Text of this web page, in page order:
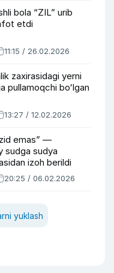
bola “ZIL” urib
etdi
11:15 / 26.02.2026
zaxirasidagi yerni
pullamoqchi boʻlgan
13:27 / 12.02.2026
emas” —
sudga sudya
izoh berildi
20:25 / 06.02.2026
yuklash